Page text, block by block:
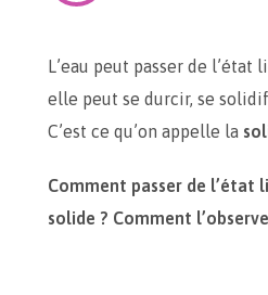
L’eau peut passer de l’état
elle peut se durcir, se
C’est ce qu’on appelle la
Comment passer de l’état
solide ? Comment